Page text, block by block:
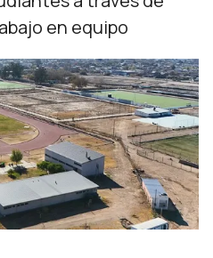
en equipo